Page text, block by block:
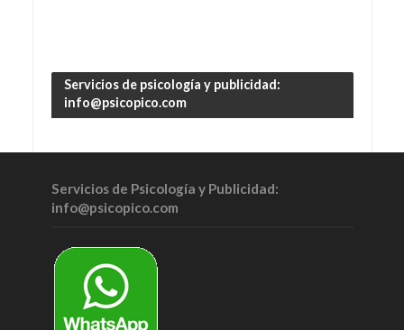
Servicios de psicología y publicidad:
info@psicopico.com
Servicios de Psicología y Publicidad:
info@psicopico.com